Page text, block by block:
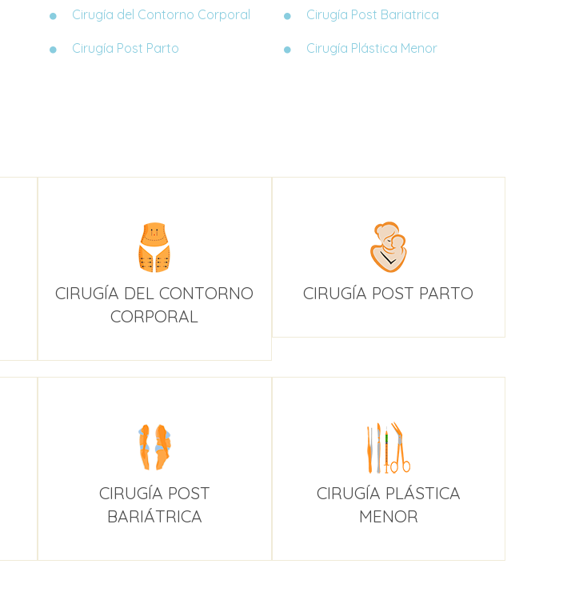
Cirugía del Contorno Corporal
Cirugía Post Parto
Cirugía Post Bariatrica
Cirugía Plástica Menor
CIRUGÍA DEL CONTORNO
CORPORAL
CIRUGÍA POST PARTO
CIRUGÍA POST
BARIÁTRICA
CIRUGÍA PLÁSTICA
MENOR